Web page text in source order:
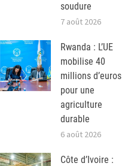
soudure
7 août 2026
Rwanda : L’UE
mobilise 40
millions d’euros
pour une
agriculture
durable
6 août 2026
Côte d’Ivoire :